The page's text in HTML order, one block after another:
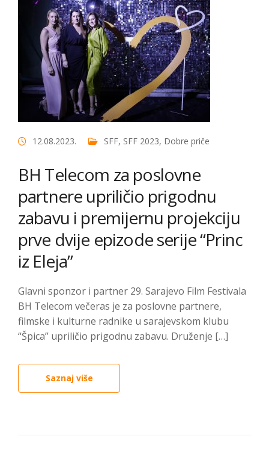
12.08.2023. SFF, SFF 2023, Dobre priče
BH Telecom za poslovne
partnere upriličio prigodnu
zabavu i premijernu projekciju
prve dvije epizode serije “Princ
iz Eleja”
Glavni sponzor i partner 29. Sarajevo Film Festivala
BH Telecom večeras je za poslovne partnere,
filmske i kulturne radnike u sarajevskom klubu
“Špica” upriličio prigodnu zabavu. Druženje […]
Saznaj više